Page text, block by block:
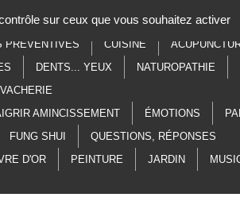
LITHOTHÉRAPIE
AU SECOURS, À L'AIDE,
PRÉVENTIVES
CUISINE
DENTS... YEUX NATUROPATHIE
AMINCISSEMENT
ÉMOTIONS
FUNG SHUI
QUESTIONS, RÉPONSES
D'OR PEINTURE JARDIN
sur ceux que vous souhaitez activer